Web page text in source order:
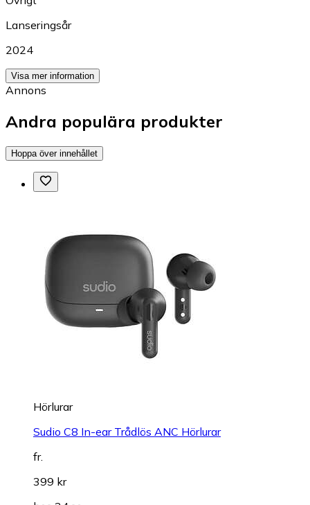
Lanseringsår
2024
Visa mer information
Annons
Andra populära produkter
Hoppa över innehållet
Hörlurar
Sudio C8 In-ear Trådlös ANC Hörlurar
fr.
399 kr